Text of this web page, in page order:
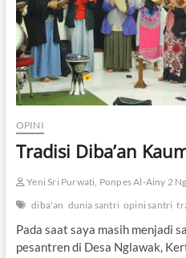
j
a
r
a
h
d
a
n
r
e
e
a
n
OPINI
Tradisi Diba’an
Yeni Sri Purwati, Ponpes Al-Ainy 2
diba'an dunia santri opini santri
Pada saat saya masih menjadi
pesantren di Desa Nglawak,